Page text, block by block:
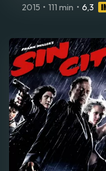
2015 • 111 min • 6,3